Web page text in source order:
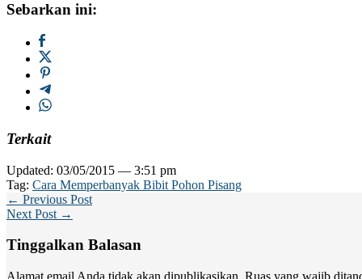
Sebarkan ini:
Terkait
Updated: 03/05/2015 — 3:51 pm
Tag: Cara Memperbanyak Bibit Pohon Pisang
← Previous Post
Next Post →
Tinggalkan Balasan
Alamat email Anda tidak akan dipublikasikan. Ruas yang wajib